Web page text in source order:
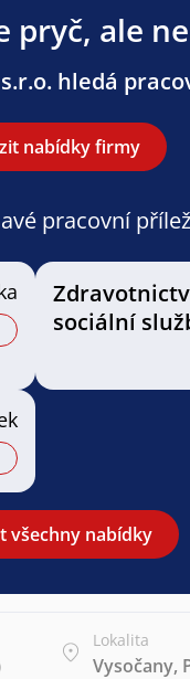
pryč, ale
hledá
nabídky firmy
pracovní
sociální
všechny nabídky
Lokalita
Vysočany,